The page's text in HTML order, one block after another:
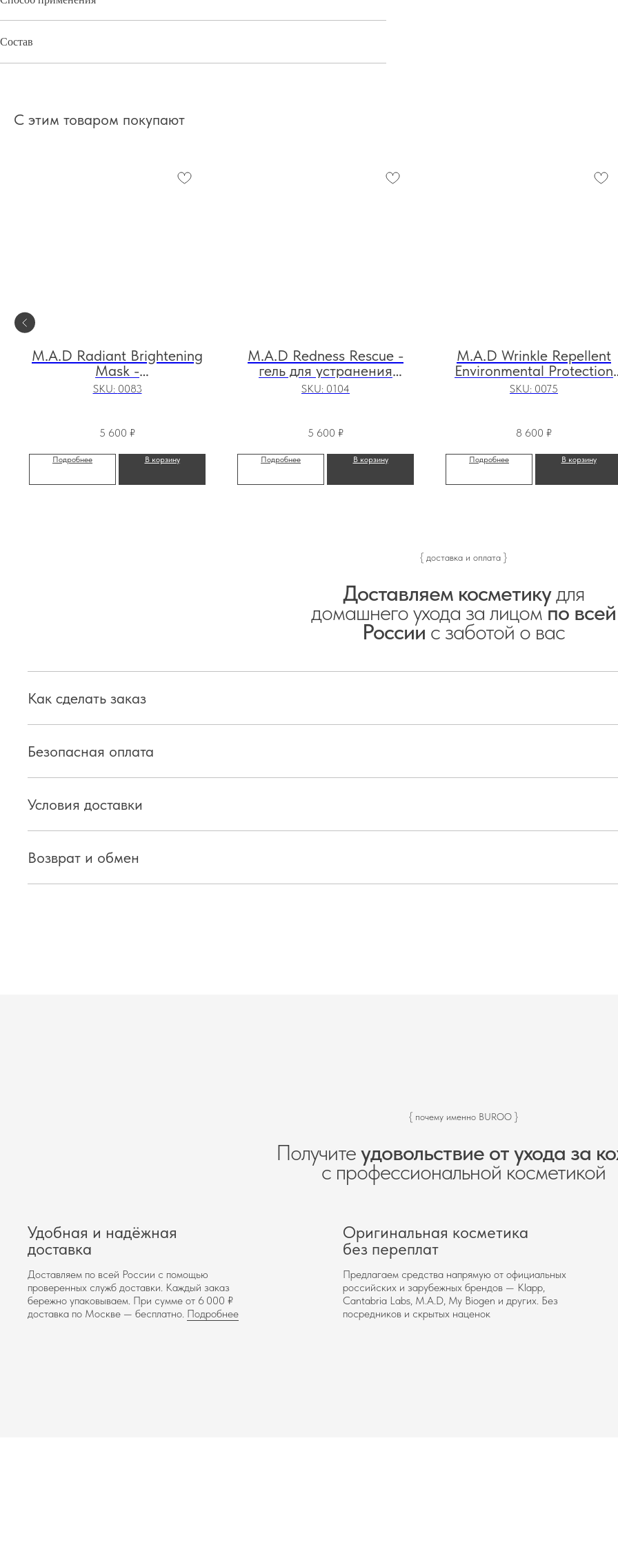
Состав
С этим товаром покупают
M.A.D Radiant Brightening
Mask -
восстанавливающая маска
SKU: 0083
5 600 ₽
Подробнее В корзину
M.A.D Redness Rescue -
гель для устранения
покраснения кожи, 30 мл
SKU: 0104
5 600 ₽
Подробнее В корзину
M.A.D Wrinkle Repellent
Environmental Protection
Serum - защитная
SKU: 0075
8 600 ₽
Подробнее В корзину
{ доставка и оплата }
Доставляем косметикудля
домашнего ухода за лицомпо всей
России с заботой о вас
Как сделать заказ
Безопасная оплата
Условия доставки
Возврат и обмен
Получитеудовольствие от ухода за
с профессиональной косметикой
{ почему именно BUROO }
Удобная и надёжная
доставка
Предлагаем средства напрямую от официальных
российских и зарубежных брендов — Klapp,
Cantabria Labs, M.A.D, My Biogen и других. Без
посредников и скрытых наценок
Оригинальная косметика
без переплат
Доставляем по всей России с помощью
проверенных служб доставки. Каждый заказ
бережно упаковываем. При сумме от 6 000 ₽
доставка по Москве — бесплатно. Подробнее